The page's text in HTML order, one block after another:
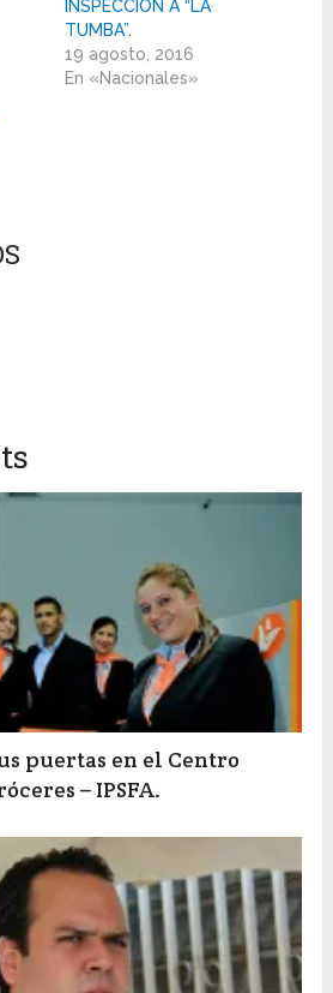
INSPECCIÓN A “LA
TUMBA”.
19 agosto, 2016
En «Nacionales»
puertas en el Centro
– IPSFA.